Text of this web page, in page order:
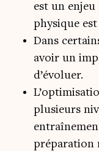
est un enjeu
physique
Dans
avoir un
d’évoluer.
plusieurs
préparation